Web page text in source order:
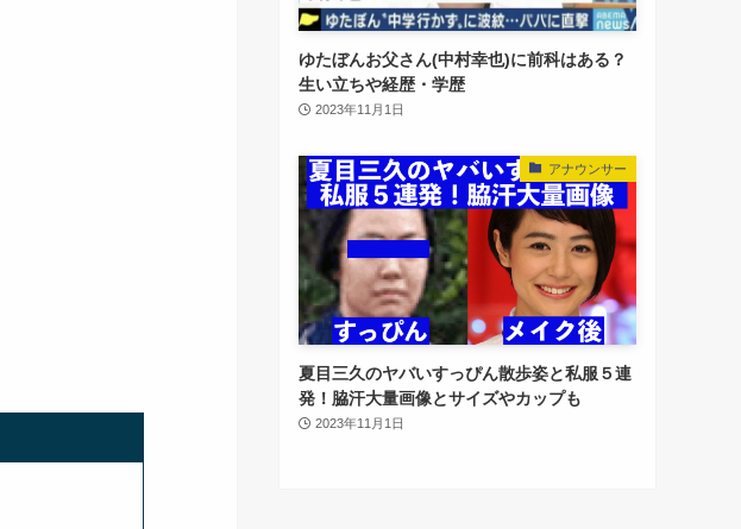
ゆたぼんお父さん(中村幸也)に前科はある？
生い立ちや経歴・学歴
2023年11月1日
アナウンサー
夏目三久のヤバいすっぴん散歩姿と私服５連
発！脇汗大量画像とサイズやカップも
2023年11月1日